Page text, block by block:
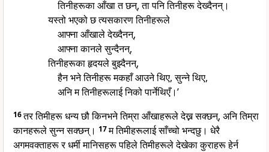
तिनीहरूका आँखा त छन्, ता पनि तिनीहरू देख्दैनन्।
यस्तो भएको छ त्यसकारण तिनीहरूले
आफ्ना आँखाले देख्दैनन्,
आफ्ना कानले सुन्दैनन्,
तिनीहरूका हृदयले बुझ्दैनन्,
हैन भने तिनीहरू मकहाँ आउने थिए, सुन्ने थिए,
अनि म तिनीहरूलाई निको पार्नेथिएँ।’
16तर तिमीहरू धन्य छौ किनभने तिम्रा आँखाहरूले देख्न सक्छन्, अनि तिम्रा
कानहरूले सुन्न सक्छन्। 17म तिमीहरूलाई साँच्चो भन्दछु। धेरै
अगमवक्ताहरू र धर्मी मानिसहरू पहिले तिमीहरूले देखेका कुराहरू हेर्न